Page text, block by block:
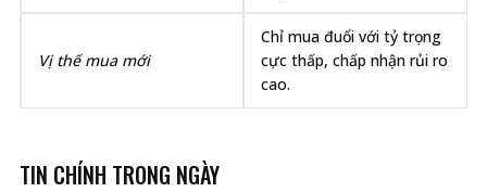
Vị thế mua mới
Chỉ mua đuổi với tỷ trọng
cực thấp, chấp nhận rủi ro
cao.
TIN CHÍNH TRONG NGÀY